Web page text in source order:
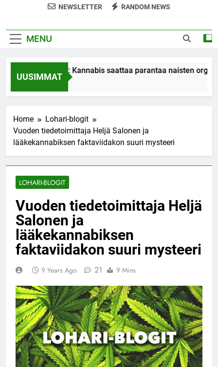
NEWSLETTER RANDOM NEWS
MENU
UUSIMMAT
Tutkimus: Kannabis saattaa parantaa naisten orgasmeja
7 Years Ago
Home
Lohari-blogit
Vuoden tiedetoimittaja Heljä Salonen ja
lääkekannabiksen faktaviidakon suuri mysteeri
LOHARI-BLOGIT
Vuoden tiedetoimittaja Heljä
Salonen ja
lääkekannabiksen
faktaviidakon suuri mysteeri
9 Years Ago 21 9 Mins